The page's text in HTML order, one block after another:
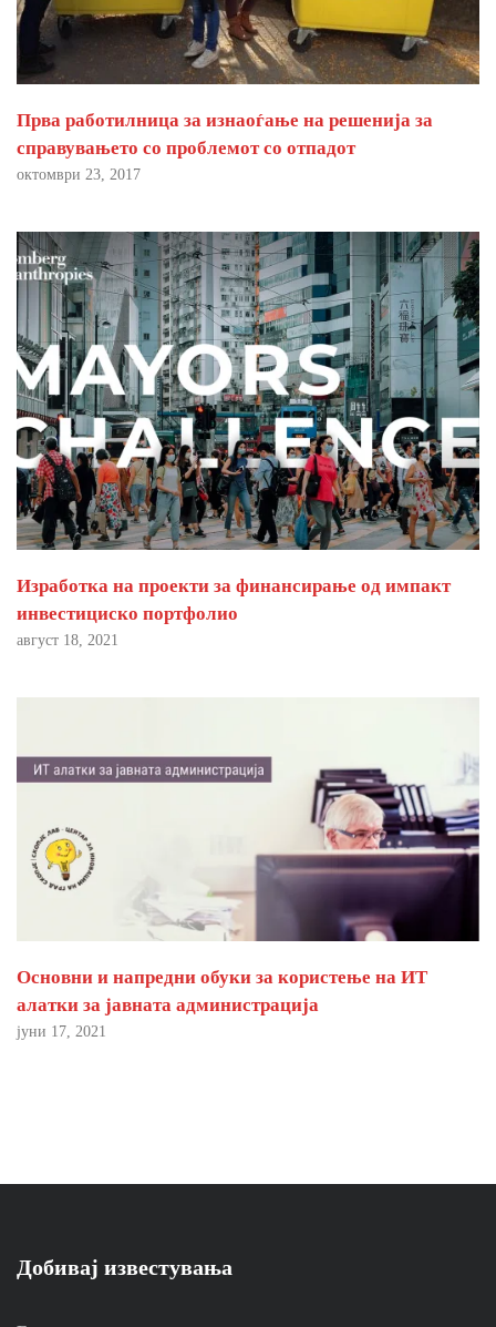
Прва работилница за изнаоѓање на решенија за
справувањето со проблемот со отпадот
октомври 23, 2017
Изработка на проекти за финансирање од импакт
инвестициско портфолио
август 18, 2021
Основни и напредни обуки за користење на ИТ
алатки за јавната администрација
јуни 17, 2021
Добивај известувања